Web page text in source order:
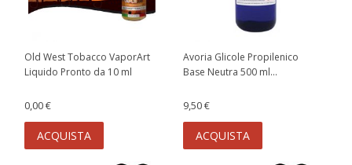
Old West Tobacco VaporArt
Liquido Pronto da 10 ml
0,00 €
ACQUISTA
Avoria Glicole Propilenico
Base Neutra 500 ml...
9,50 €
ACQUISTA